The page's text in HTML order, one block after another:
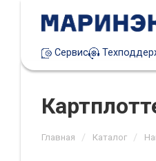
Сервис
Главная / Каталог /